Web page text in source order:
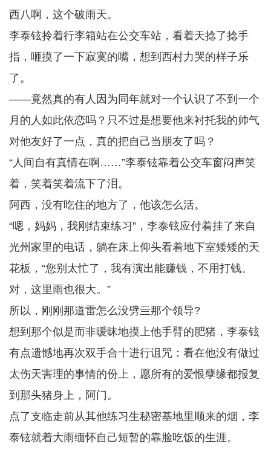
西八啊，这个破雨天。
李泰铉拎着行李箱站在公交车站，看着天捻了捻手
指，咂摸了一下寂寞的嘴，想到西村力哭的样子乐
了。
——竟然真的有人因为同年就对一个认识了不到一个
月的人如此依恋吗？只不过是想要他来衬托我的帅气
对他友好了一点，真的把自己当朋友了吗？
“人间自有真情在啊……”李泰铉靠着公交车窗闷声笑
着，笑着笑着流下了泪。
阿西，没有吃住的地方了，他该怎么活。
“嗯，妈妈，我刚结束练习”，李泰铉应付着挂了来自
光州家里的电话，躺在床上仰头看着地下室矮矮的天
花板，“您别太忙了，我有演出能赚钱，不用打钱。
对，这里雨也很大。”
所以，刚刚那道雷怎么没劈亖那个领导?
想到那个似是而非暧昧地摸上他手臂的肥猪，李泰铉
有点遗憾地再次双手合十进行诅咒：看在他没有做过
太伤天害理的事情的份上，愿所有的爱恨孽缘都报复
到那头猪身上，阿门。
点了支临走前从其他练习生秘密基地里顺来的烟，李
泰铉就着大雨缅怀自己短暂的靠脸吃饭的生涯。